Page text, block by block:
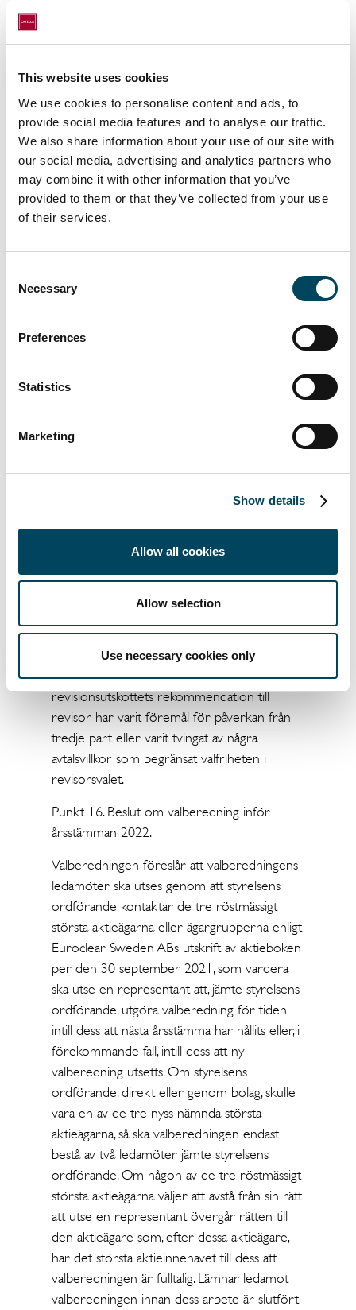
This website uses cookies
We use cookies to personalise content and ads, to
provide social media features and to analyse our traffic.
We also share information about your use of our site with
our social media, advertising and analytics partners who
may combine it with other information that you’ve
provided to them or that they’ve collected from your use
of their services.
Selection
Necessary
Preferences
Statistics
Marketing
Show details
Allow all cookies
Allow selection
Use necessary cookies only
Punkt 14. Val av styrelse och
styrelseordförande.
Valberedningen föreslår följande styrelse:
Omval av nuvarande styrelseledamöter:
Johan Claesson, Johan Damne, Joachim Gahm,
Jan Roxendal och Tobias Alsborger samt nyval
av Anneli Jansson. Valet av Anneli Jansson
förutsätter godkännande från
tillsynsmyndigheten Comission de
Surveillance du Secteur Financier i
Sverige. Comission de Surveillance du
fullständig.
väljer Johan Claesson som styrelsens
Valberedningen föreslår, i enlighet med
revisionsutskottets rekommendation, att till
revisor för perioden från slutet av
som har för avsikt att utse Daniel Algotsson
som huvudansvarig revisor. Varken
valberedningens förslag eller
revisionsutskottets rekommendation till
revisor har varit föremål för påverkan från
tredje part eller varit tvingat av några
avtalsvillkor som begränsat valfriheten i
revisorsvalet.
Punkt 16. Beslut om valberedning inför
årsstämman 2022.
Valberedningen föreslår att valberedningens
ledamöter ska utses genom att styrelsens
ordförande kontaktar de tre röstmässigt
största aktieägarna eller ägargrupperna enligt
Euroclear Sweden ABs utskrift av aktieboken
per den 30 september 2021, som vardera
ska utse en representant att, jämte styrelsens
ordförande, utgöra valberedning för tiden
intill dess att nästa årsstämma har hållits eller, i
förekommande fall, intill dess att ny
valberedning utsetts. Om styrelsens
ordförande, direkt eller genom bolag, skulle
vara en av de tre nyss nämnda största
aktieägarna, så ska valberedningen endast
bestå av två ledamöter jämte styrelsens
ordförande. Om någon av de tre röstmässigt
största aktieägarna väljer att avstå från sin rätt
att utse en representant övergår rätten till
den aktieägare som, efter dessa aktieägare,
har det största aktieinnehavet till dess att
valberedningen är fulltalig. Lämnar ledamot
valberedningen innan dess arbete är slutfört